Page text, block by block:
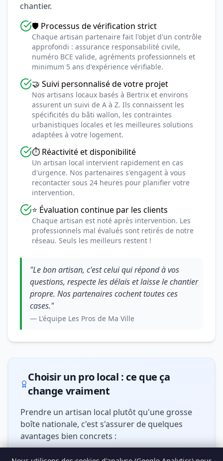
chantier.
🛡️ Processus de vérification strict
Chaque artisan partenaire fait l'objet d'un contrôle
approfondi : assurance responsabilité civile,
numéro BCE valide, agréments professionnels et
minimum 5 ans d'expérience vérifiable.
🤝 Suivi personnalisé de votre projet
Nos artisans locaux basés à Bertrix et environs
assurent un suivi de A à Z. Ils connaissent les
spécificités du bâti wallon, les contraintes
urbanistiques locales et les meilleures solutions
adaptées à votre logement.
⏱️ Réactivité et disponibilité
Un artisan local intervient rapidement en cas
d'urgence. Nos partenaires s'engagent à vous
recontacter sous 24 heures pour planifier votre
intervention.
⭐ Évaluation continue par les clients
Chaque artisan est noté après intervention. Les
professionnels mal évalués sont retirés de notre
réseau. Seuls les meilleurs restent !
"Le bon artisan, c'est celui qui répond à vos
questions, respecte les délais et laisse le chantier
propre. Nos partenaires cochent toutes ces
cases."
— L'équipe Les Pros de Ma Ville
Choisir un pro local : ce que ça
change vraiment
Prendre un artisan local plutôt qu'une grosse
boîte nationale, c'est s'assurer de quelques
avantages bien concrets :